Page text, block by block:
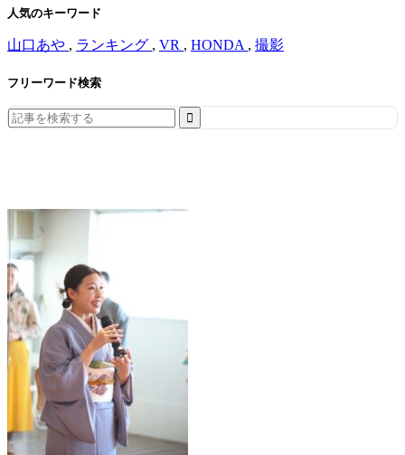
人気のキーワード
山口あや , ランキング , VR , HONDA , 撮影
フリーワード検索
Search
for: